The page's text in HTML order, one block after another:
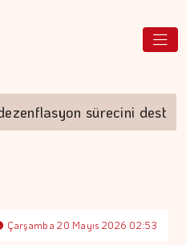
sürecini
Çarşamba 20 Mayıs 2026 02:53